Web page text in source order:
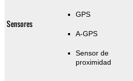
Sensores
GPS
A-GPS
Sensor de
proximidad